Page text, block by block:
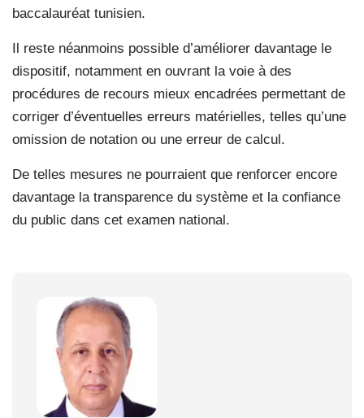
baccalauréat tunisien.
Il reste néanmoins possible d’améliorer davantage le
dispositif, notamment en ouvrant la voie à des
procédures de recours mieux encadrées permettant de
corriger d’éventuelles erreurs matérielles, telles qu’une
omission de notation ou une erreur de calcul.
De telles mesures ne pourraient que renforcer encore
davantage la transparence du système et la confiance
du public dans cet examen national.